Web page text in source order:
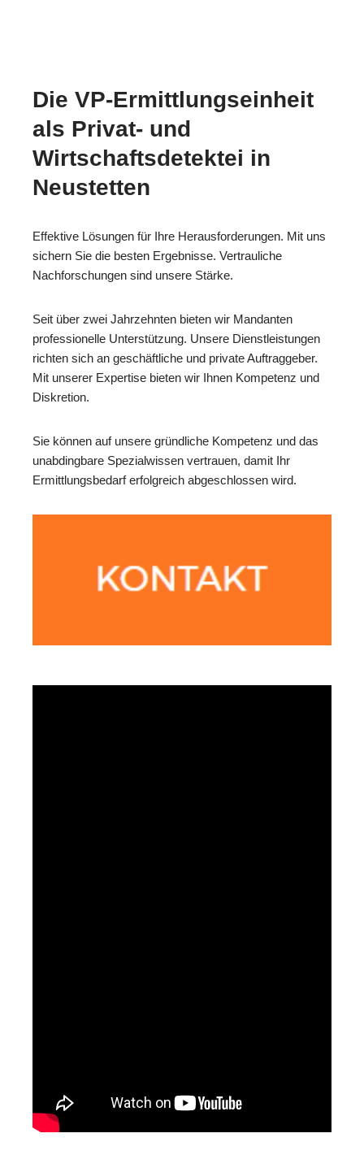
Die VP-Ermittlungseinheit
als Privat- und
Wirtschaftsdetektei in
Neustetten
Effektive Lösungen für Ihre Herausforderungen. Mit uns
sichern Sie die besten Ergebnisse. Vertrauliche
Nachforschungen sind unsere Stärke.
Seit über zwei Jahrzehnten bieten wir Mandanten
professionelle Unterstützung. Unsere Dienstleistungen
richten sich an geschäftliche und private Auftraggeber.
Mit unserer Expertise bieten wir Ihnen Kompetenz und
Diskretion.
Sie können auf unsere gründliche Kompetenz und das
unabdingbare Spezialwissen vertrauen, damit Ihr
Ermittlungsbedarf erfolgreich abgeschlossen wird.